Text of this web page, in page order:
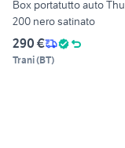
Box portatutto auto
200 nero satinato
290 €
Trani(BT)